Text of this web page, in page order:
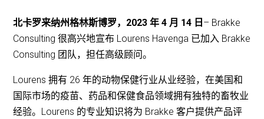
北卡罗来纳州格林斯博罗，2023 年 4 月 14 日 – Brakke
Consulting 很高兴地宣布 Lourens Havenga 已加入 Brakke
Consulting 团队，担任高级顾问。
Lourens 拥有 26 年的动物保健行业从业经验，在美国和
国际市场的疫苗、药品和保健食品领域拥有独特的畜牧业
经验。Lourens 的专业知识将为 Brakke 客户提供产品评